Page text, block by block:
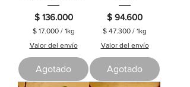
Precio
$ 136.000
$ 17.000 / 1kg
1
7
Valor del envío
Agotado
Precio
$ 94.600
$ 47.300 / 1kg
4
7
Valor del envío
Agotado